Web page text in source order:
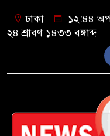
ঢাকা
১২:৪৪
২৪ শ্রাবণ ১৪৩৩ বঙ্গাব্দ